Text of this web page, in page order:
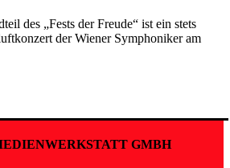
des „Fests der Freude“ ist ein stets
der Wiener Symphoniker am
GMBH